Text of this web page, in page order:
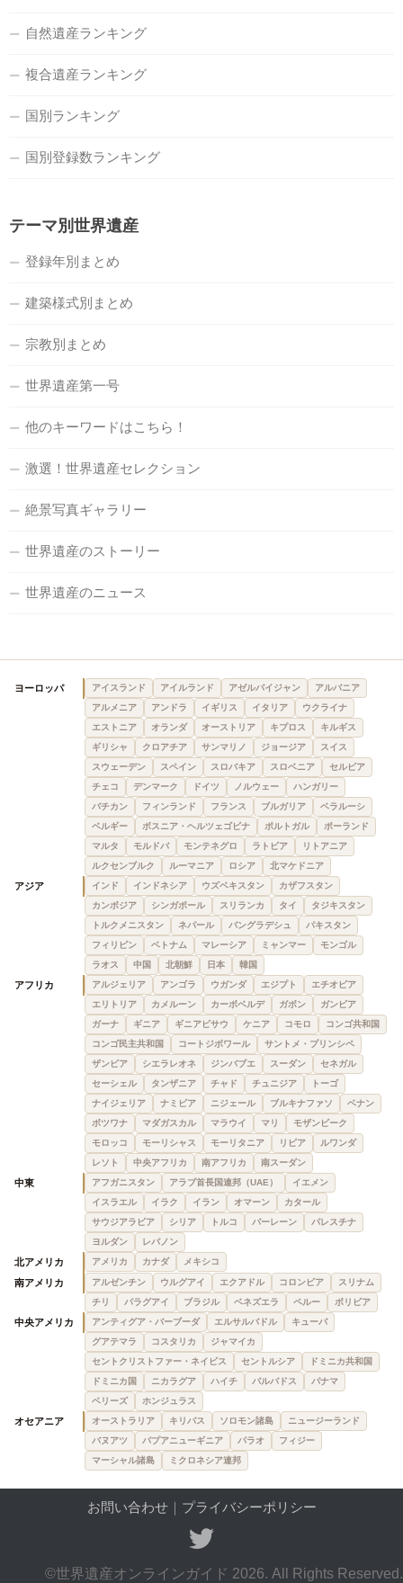
自然遺産ランキング
複合遺産ランキング
国別ランキング
国別登録数ランキング
テーマ別世界遺産
登録年別まとめ
建築様式別まとめ
宗教別まとめ
世界遺産第一号
他のキーワードはこちら！
激選！世界遺産セレクション
絶景写真ギャラリー
世界遺産のストーリー
世界遺産のニュース
ヨーロッパ アイスランド アイルランド アゼルバイジャン
アルバニア
アルメニア
アンドラ イギリス イタリア
ウクライナ
エストニア
オランダ オーストリア キプロス
キルギス
ギリシャ
クロアチア サンマリノ ジョージア
スイス
スウェーデン
スペイン スロバキア スロベニア
セルビア
チェコ
デンマーク ドイツ ノルウェー
ハンガリー
バチカン
フィンランド フランス ブルガリア
ベラルーシ
ベルギー
ボスニア・ヘルツェゴビナ ポルトガル
ポーランド
マルタ
モルドバ モンテネグロ ラトビア
リトアニア
ルクセンブルク
ルーマニア ロシア 北マケドニア
アジア インド インドネシア ウズベキスタン
カザフスタン
カンボジア
シンガポール スリランカ タイ
タジキスタン
トルクメニスタン
ネパール バングラデシュ
パキスタン
フィリピン
ベトナム マレーシア ミャンマー
モンゴル
ラオス
中国 北朝鮮 日本 韓国
アフリカ アルジェリア アンゴラ ウガンダ エジプト
エチオピア
エリトリア
カメルーン カーボベルデ ガボン
ガンビア
ガーナ
ギニア ギニアビサウ ケニア コモロ
コンゴ共和国
コンゴ民主共和国
コートジボワール
サントメ・プリンシペ
ザンビア
シエラレオネ ジンバブエ スーダン
セネガル
セーシェル
タンザニア チャド チュニジア
トーゴ
ナイジェリア
ナミビア ニジェール ブルキナファソ
ベナン
ボツワナ
マダガスカル マラウイ マリ
モザンビーク
モロッコ
モーリシャス モーリタニア リビア
ルワンダ
レソト
中央アフリカ 南アフリカ 南スーダン
中東 アフガニスタン アラブ首長国連邦（UAE）
イエメン
イスラエル
イラク イラン オマーン
カタール
サウジアラビア
シリア トルコ バーレーン
パレスチナ
ヨルダン
レバノン
北アメリカ アメリカ カナダ メキシコ
南アメリカ アルゼンチン ウルグアイ エクアドル コロンビア
スリナム
チリ
パラグアイ ブラジル ベネズエラ ペルー ボリビア
中央アメリカ アンティグア・バーブーダ エルサルバドル
キューバ
グアテマラ
コスタリカ
ジャマイカ
セントクリストファー・ネイビス
セントルシア
ドミニカ共和国
ドミニカ国
ニカラグア ハイチ バルバドス
パナマ
ベリーズ
ホンジュラス
オセアニア オーストラリア キリバス ソロモン諸島
ニュージーランド
バヌアツ
パプアニューギニア パラオ
フィジー
マーシャル諸島
ミクロネシア連邦
お問い合わせ｜ プライバシーポリシー
©世界遺産オンラインガイド 2026. All Rights Reserved.